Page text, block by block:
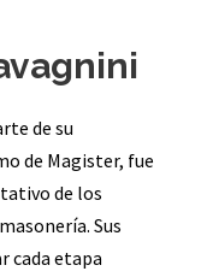
de su
de Magister, fue
de los
Sus
cada etapa